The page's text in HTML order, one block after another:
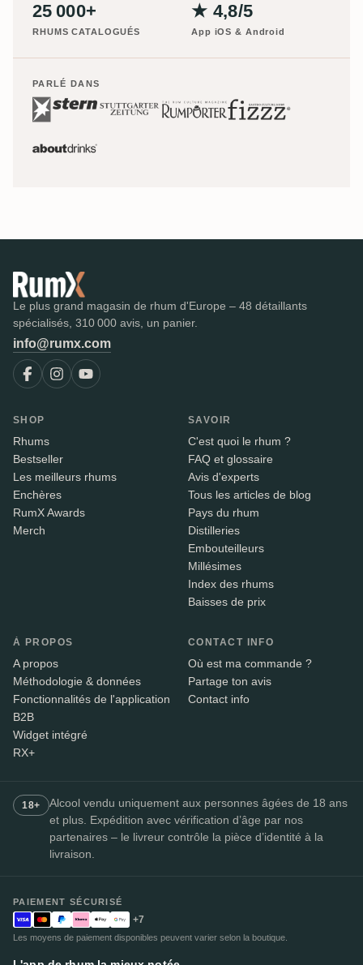
25 000+
RHUMS CATALOGUÉS
★ 4,8/5
App iOS & Android
PARLÉ DANS
Le plus grand magasin de rhum d'Europe – 48 détaillants
spécialisés, 310 000 avis, un panier.
info@rumx.com
SHOP
Rhums
Bestseller
Les meilleurs rhums
Enchères
RumX Awards
Merch
SAVOIR
C'est quoi le rhum ?
FAQ et glossaire
Avis d'experts
Tous les articles de blog
Pays du rhum
Distilleries
Embouteilleurs
Millésimes
Index des rhums
Baisses de prix
À PROPOS
A propos
Méthodologie & données
Fonctionnalités de l'application
B2B
Widget intégré
RX+
CONTACT INFO
Où est ma commande ?
Partage ton avis
Contact info
18+
Alcool vendu uniquement aux personnes âgées de 18 ans
et plus. Expédition avec vérification d’âge par nos
partenaires – le livreur contrôle la pièce d’identité à la
livraison.
PAIEMENT SÉCURISÉ
+7
Les moyens de paiement disponibles peuvent varier selon la boutique.